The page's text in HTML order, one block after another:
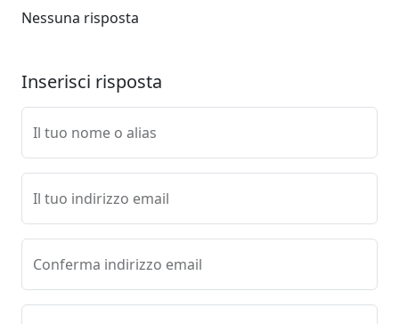
Nessuna risposta
Inserisci risposta
Il tuo nome o alias
Il tuo indirizzo email
Conferma indirizzo email